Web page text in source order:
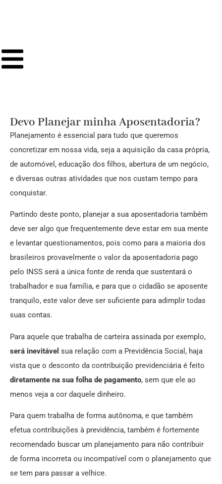
Devo Planejar minha Aposentadoria?
Planejamento é essencial para tudo que queremos
concretizar em nossa vida, seja a aquisição da casa própria,
de automóvel, educação dos filhos, abertura de um negócio,
e diversas outras atividades que nos custam tempo para
conquistar.
Partindo deste ponto, planejar a sua aposentadoria também
deve ser algo que frequentemente deve estar em sua mente
e levantar questionamentos, pois como para a maioria dos
brasileiros provavelmente o valor da aposentadoria pago
pelo INSS será a única fonte de renda que sustentará o
trabalhador e sua família, e para que o cidadão se aposente
tranquilo, este valor deve ser suficiente para adimplir todas
suas contas.
Para aquele que trabalha de carteira assinada por exemplo,
será inevitável sua relação com a Previdência Social, haja
vista que o desconto da contribuição previdenciária é feito
diretamente na sua folha de pagamento, sem que ele ao
menos veja a cor daquele dinheiro.
Para quem trabalha de forma autônoma, e que também
efetua contribuições à previdência, também é fortemente
recomendado buscar um planejamento para não contribuir
de forma incorreta ou incompatível com o planejamento que
se tem para passar a velhice.